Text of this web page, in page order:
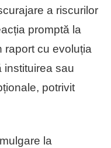
a riscurilor
promptă la
raport cu evoluția
instituirea sau
potrivit
la